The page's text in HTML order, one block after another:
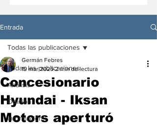
Entrada
Todas las publicaciones
Análisis
Opinión
Información
Todas las publicaciones
Concesionario
Hyundai - Iksan
Motors aperturó
Germán Febres
19 mar 2025 2 min de lectura